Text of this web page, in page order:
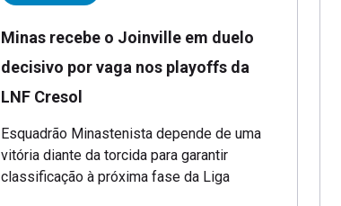
Minas recebe o Joinville em duelo
decisivo por vaga nos playoffs da
LNF Cresol
Esquadrão Minastenista depende de uma
vitória diante da torcida para garantir
classificação à próxima fase da Liga